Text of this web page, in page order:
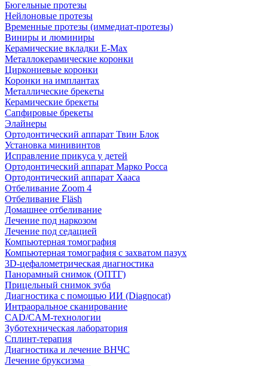
Бюгельные протезы
Нейлоновые протезы
Временные протезы (иммедиат-протезы)
Виниры и люминиры
Керамические вкладки E-Max
Металлокерамические коронки
Циркониевые коронки
Коронки на имплантах
Металлические брекеты
Керамические брекеты
Сапфировые брекеты
Элайнеры
Ортодонтический аппарат Твин Блок
Установка минивинтов
Исправление прикуса у детей
Ортодонтический аппарат Марко Росса
Ортодонтический аппарат Хааса
Отбеливание Zoom 4
Отбеливание Fläsh
Домашнее отбеливание
Лечение под наркозом
Лечение под седацией
Компьютерная томография
Компьютерная томография с захватом пазух
3D-цефалометрическая диагностика
Панорамный снимок (ОПТГ)
Прицельный снимок зуба
Диагностика с помощью ИИ (Diagnocat)
Интраоральное сканирование
CAD/CAM-технологии
Зуботехническая лаборатория
Сплинт-терапия
Диагностика и лечение ВНЧС
Лечение бруксизма